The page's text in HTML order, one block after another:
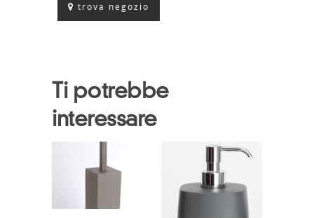
trova negozio
Ti potrebbe
interessare